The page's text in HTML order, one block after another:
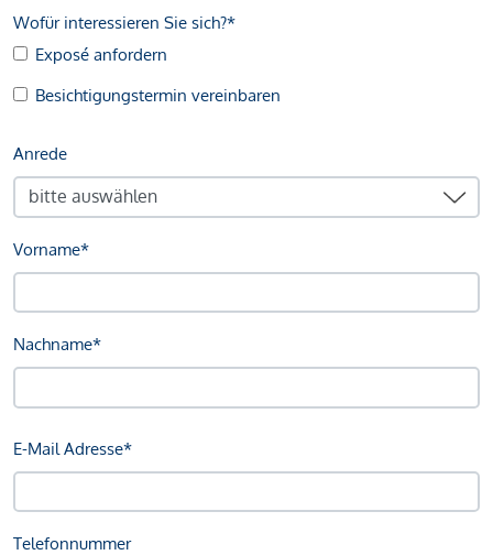
Wofür interessieren Sie sich?*
Exposé anfordern
Besichtigungstermin vereinbaren
Anrede
Vorname*
Nachname*
E-Mail Adresse*
Telefonnummer